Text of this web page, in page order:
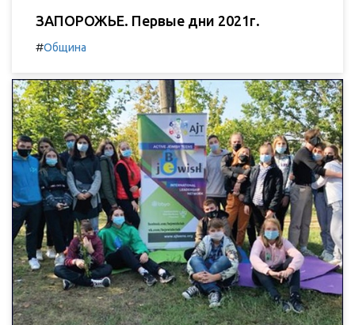
ЗАПОРОЖЬЕ. Первые дни 2021г.
#Община